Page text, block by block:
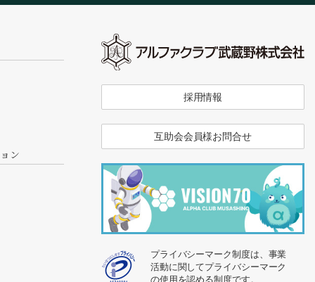
ン
採用情報
互助会会員様お問合せ
プライバシーマーク制度は、事業
活動に関してプライバシーマーク
の使用を認める制度です。